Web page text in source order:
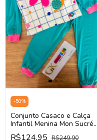
-50%
Conjunto Casaco e Calça
Infantil Menina Mon Sucré
138022098 (Verde/Off
R$124,95 R$249,90